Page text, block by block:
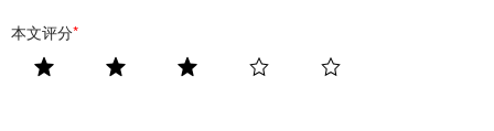
本文评分*